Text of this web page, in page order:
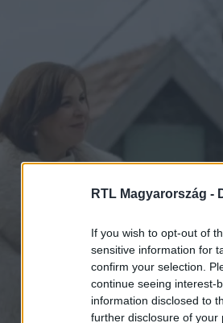
RTL Magyarország -
If you wish to opt-out of
sensitive information for
confirm your selection.
continue seeing interest-
information disclosed to
further disclosure of your